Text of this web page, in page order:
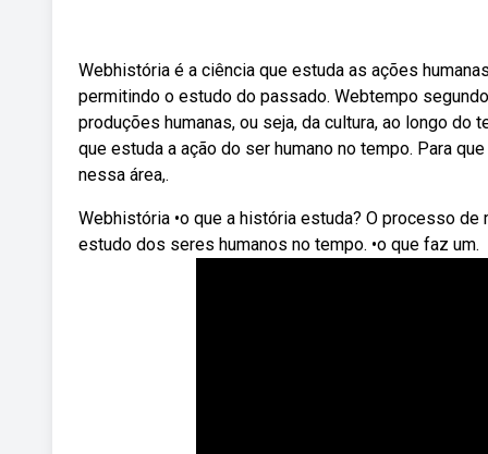
Webhistória é a ciência que estuda as ações
permitindo o estudo do passado. Webtempo
produções humanas, ou seja, da cultura, ao longo
que estuda a ação do ser humano no tempo. Para
nessa área,.
Webhistória •o que a história estuda? O processo
estudo dos seres humanos no tempo. •o que faz um.